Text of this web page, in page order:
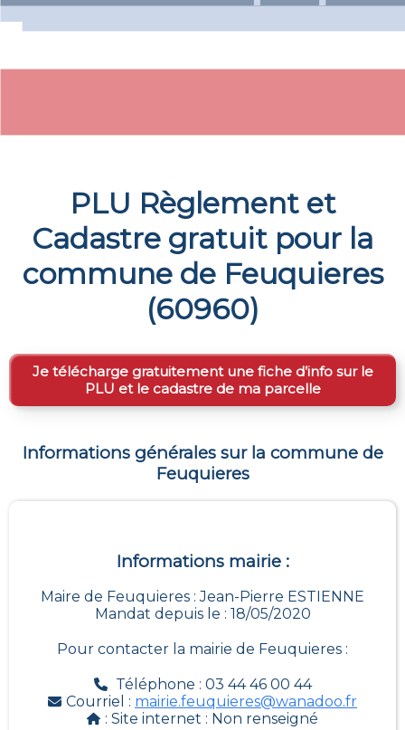
PLU Règlement et
Cadastre gratuit pour la
commune de Feuquieres
(60960)
Je télécharge gratuitement une fiche d’info sur le
PLU et le cadastre de ma parcelle
Informations générales sur la commune de
Feuquieres
Informations mairie :
Maire de Feuquieres : Jean-Pierre ESTIENNE
Mandat depuis le : 18/05/2020
Pour contacter la mairie de Feuquieres :
Téléphone : 03 44 46 00 44
Courriel : mairie.feuquieres@wanadoo.fr
: Site internet : Non renseigné